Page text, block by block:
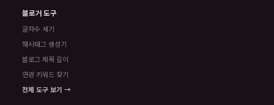
블로거 도구
글자수 세기
해시태그 생성기
블로그 제목 길이
연관 키워드 찾기
전체 도구 보기 →